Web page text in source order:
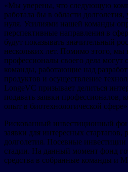
«Мы уверены, что следующую
работала бы в области
нуля. Усилиями нашей команды
перспективные направления в
будут показывать значительный
нескольких лет. Помимо этого,
профессионалы своего дела могут
команды, работающие над
продуктов и осуществление
LongeVC призывает делиться
подавать заявки профессионалов,
опыт в биотехнологической
Рискованный инвестиционный
заявки для интересных
долголетия. Посевные
стадии. На данный момент фонд
средства в собранные команды и